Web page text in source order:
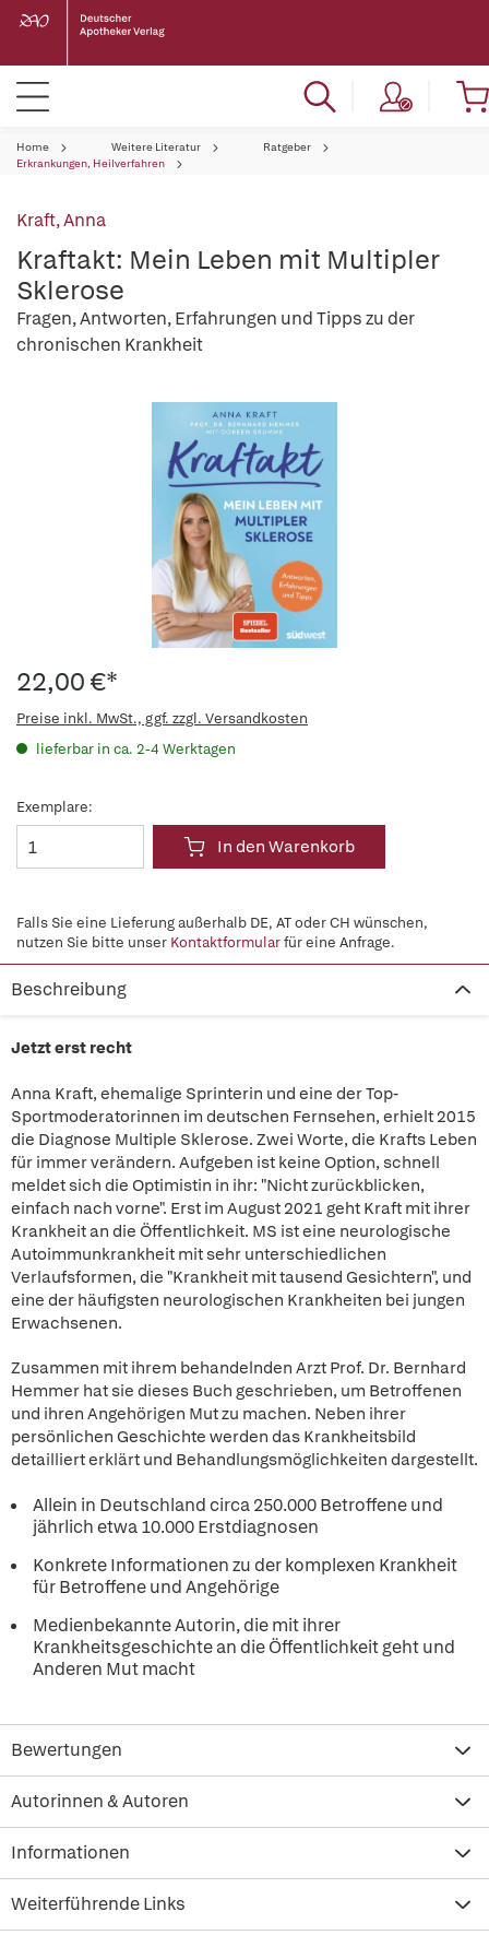
Home Weitere Literatur
Ratgeber
Erkrankungen, Heilverfahren
Kraft, Anna
Kraftakt: Mein Leben mit Multipler
Sklerose
Fragen, Antworten, Erfahrungen und Tipps zu der
chronischen Krankheit
22,00 €*
Preise inkl. MwSt., ggf. zzgl. Versandkosten
lieferbar in ca. 2-4 Werktagen
Exemplare:
In den Warenkorb
Falls Sie eine Lieferung außerhalb DE, AT oder CH wünschen,
nutzen Sie bitte unser Kontaktformularfür eine Anfrage.
Beschreibung
Jetzt erst recht
Anna Kraft, ehemalige Sprinterin und eine der Top-
Sportmoderatorinnen im deutschen Fernsehen, erhielt 2015
die Diagnose Multiple Sklerose. Zwei Worte, die Krafts Leben
für immer verändern. Aufgeben ist keine Option, schnell
meldet sich die Optimistin in ihr: "Nicht zurückblicken,
einfach nach vorne". Erst im August 2021 geht Kraft mit ihrer
Krankheit an die Öffentlichkeit. MS ist eine neurologische
Autoimmunkrankheit mit sehr unterschiedlichen
Verlaufsformen, die "Krankheit mit tausend Gesichtern", und
eine der häufigsten neurologischen Krankheiten bei jungen
Erwachsenen.
Zusammen mit ihrem behandelnden Arzt Prof. Dr. Bernhard
Hemmer hat sie dieses Buch geschrieben, um Betroffenen
und ihren Angehörigen Mut zu machen. Neben ihrer
persönlichen Geschichte werden das Krankheitsbild
detailliert erklärt und Behandlungsmöglichkeiten dargestellt.
Allein in Deutschland circa 250.000 Betroffene und
jährlich etwa 10.000 Erstdiagnosen
Konkrete Informationen zu der komplexen Krankheit
für Betroffene und Angehörige
Medienbekannte Autorin, die mit ihrer
Krankheitsgeschichte an die Öffentlichkeit geht und
Anderen Mut macht
Bewertungen
Autorinnen & Autoren
Informationen
Weiterführende Links